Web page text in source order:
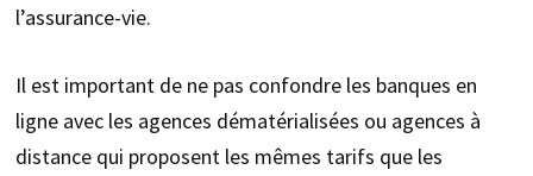
l’assurance-vie.
Il est important de ne pas confondre les banques en
ligne avec les agences dématérialisées ou agences à
distance qui proposent les mêmes tarifs que les